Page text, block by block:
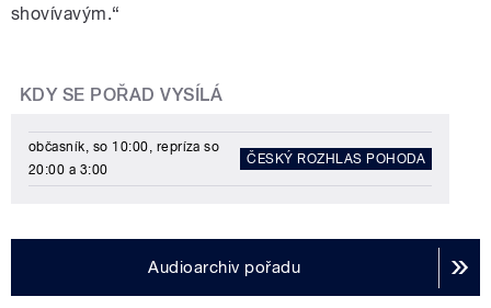
shovívavým.“
KDY SE POŘAD VYSÍLÁ
občasník, so 10:00, repríza so
20:00 a 3:00
ČESKÝ ROZHLAS POHODA
Audioarchiv pořadu